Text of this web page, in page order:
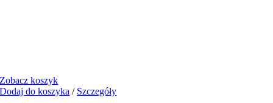
Zobacz koszyk
Dodaj do koszyka / Szczegóły